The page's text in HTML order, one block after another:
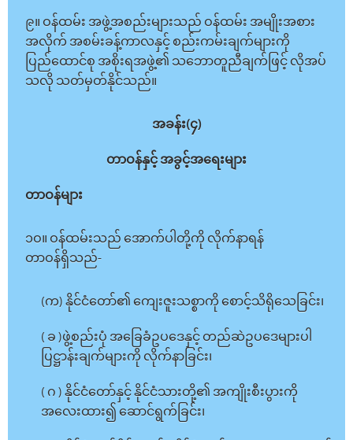
၉။ ဝန်ထမ်း အဖွဲ့အစည်းများသည် ဝန်ထမ်း အမျိုးအစား
အလိုက် အစမ်းခန့်ကာလနှင့် စည်းကမ်းချက်များကို
ပြည်ထောင်စု အစိုးရအဖွဲ့၏ သဘောတူညီချက်ဖြင့် လိုအပ်
သလို သတ်မှတ်နိုင်သည်။
အခန်း(၄)
တာဝန်နှင့် အခွင့်အရေးများ
တာဝန်များ
၁ဝ။ ဝန်ထမ်းသည် အောက်ပါတို့ကို လိုက်နာရန်
တာဝန်ရှိသည်-
(က) နိုင်ငံတော်၏ ကျေးဇူးသစ္စာကို စောင့်သိရိုသေခြင်း၊
( ခ )ဖွဲ့စည်းပုံ အခြေခံဥပဒေနှင့် တည်ဆဲဥပဒေများပါ
ပြဋ္ဌာန်းချက်များကို လိုက်နာခြင်း၊
( ဂ ) နိုင်ငံတော်နှင့် နိုင်ငံသားတို့၏ အကျိုးစီးပွားကို
အလေးထား၍ ဆောင်ရွက်ခြင်း၊